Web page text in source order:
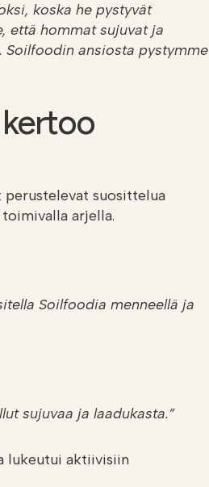
koska he pystyvät
että hommat sujuvat ja
ansiosta pystymme
perustelevat suosittelua
arjella.
Soilfoodia menneellä ja
sujuvaa ja laadukasta.”
lukeutui aktiivisiin